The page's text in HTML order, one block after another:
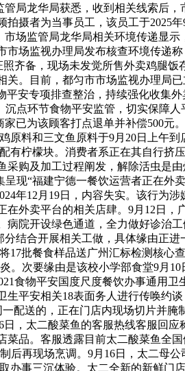
局龙华局获悉，收到相关线索后
摄者为当事员工，该员工于2025
场监管局龙华局相关环境传递显
场监视办理局发布核查环境传递
齐备，现场未发觉所售外卖鸡腿
。目前，都匀市市场监视办理局
安专项排查整治，持续强化收集
点环节食物平安监管，切实保障
已为该顾客打点退单并补偿500元
料和三文鱼原料于9月20日上午
柠檬块。消费者系正在其自行挤
购及加工过程阐发，解除活虫是
现“福建宁德一餐饮运营者正在外
年12月19日，内容失实。该行为
外卖平台的相关店肆。9月12日
院开设绿色通道，全力做好诊治
结合开展相关工做，具体缘由正
批餐食样品送广州汇标检测核心
次要缘由是该校小学部食堂9月
食物平安国度尺度餐饮办事通用
平安相关18表面务人进行传唤约
送的，正在门店内现场切片并
，太二酸菜鱼的客服热线客服回
品。客服透露目前太二酸菜鱼全
再现场烹调。9月16日，太二母
事三沉体验。太二全新的新鲜门